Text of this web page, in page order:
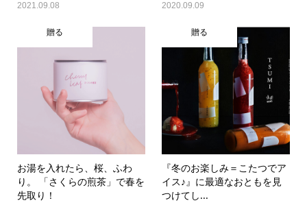
2021.09.08 2020.09.09
贈る
お湯を入れたら、桜、ふわ
り。 「さくらの煎茶」で春を
先取り！
贈る
『冬のお楽しみ＝こたつでア
イス♪』に最適なおともを見
つけてし...